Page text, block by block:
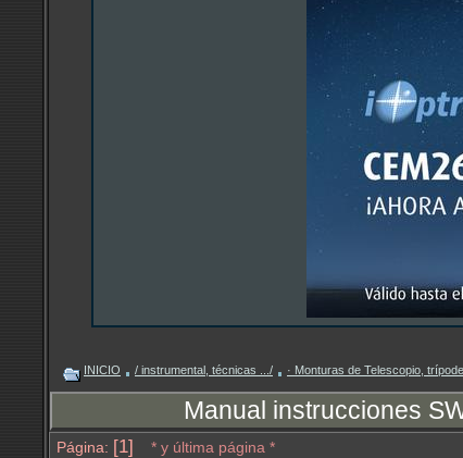
INICIO / instrumental, técnicas .../ · Monturas de Telescopio,
Manual instrucciones
Página: [1] * y última página *